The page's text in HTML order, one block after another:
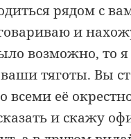
рядом с
и
возможно, то
тяготы. Вы
всеми её
и скажу